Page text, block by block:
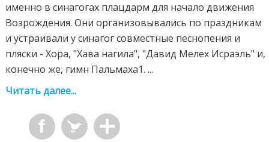
именно в синагогах плацдарм для начало движения
Возрождения. Они организовывались по праздникам
и устраивали у синагог совместные песнопения и
пляски - Хора, "Хава нагила", "Давид Мелех Исраэль" и,
конечно же, гимн Пальмаха1. ...
Читать далее...